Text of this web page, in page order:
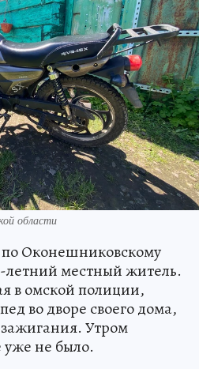
области
Оконешниковскому
летний местный житель.
в омской полиции,
во дворе своего дома,
Утром
уже не было.